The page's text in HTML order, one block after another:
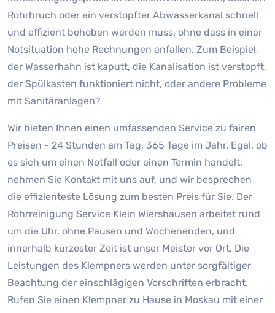
Rohrbruch oder ein verstopfter Abwasserkanal schnell
und effizient behoben werden muss, ohne dass in einer
Notsituation hohe Rechnungen anfallen. Zum Beispiel,
der Wasserhahn ist kaputt, die Kanalisation ist verstopft,
der Spülkasten funktioniert nicht, oder andere Probleme
mit Sanitäranlagen?
Wir bieten Ihnen einen umfassenden Service zu fairen
Preisen - 24 Stunden am Tag, 365 Tage im Jahr. Egal, ob
es sich um einen Notfall oder einen Termin handelt,
nehmen Sie Kontakt mit uns auf, und wir besprechen
die effizienteste Lösung zum besten Preis für Sie. Der
Rohrreinigung Service Klein Wiershausen arbeitet rund
um die Uhr, ohne Pausen und Wochenenden, und
innerhalb kürzester Zeit ist unser Meister vor Ort. Die
Leistungen des Klempners werden unter sorgfältiger
Beachtung der einschlägigen Vorschriften erbracht.
Rufen Sie einen Klempner zu Hause in Moskau mit einer